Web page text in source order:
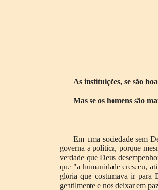
As instituições, se são
Mas se os homens são
Em uma sociedade sem
governa a política, porque
verdade que Deus
que "a humanidade cresceu,
glória que costumava ir para
gentilmente e nos deixar em